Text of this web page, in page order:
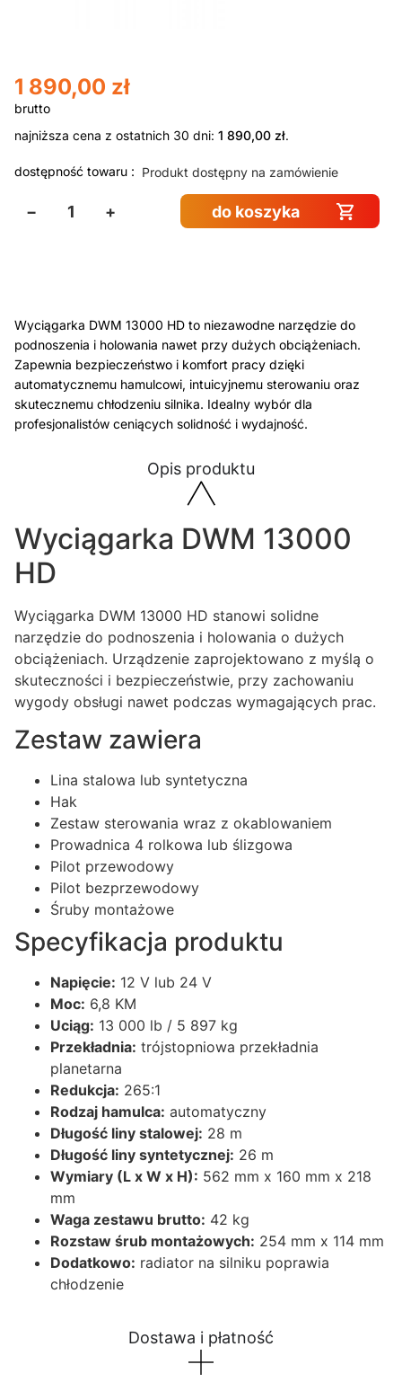
Wyciągarka DWM 13000 HD to niezawodne narzędzie do
podnoszenia i holowania nawet przy dużych obciążeniach.
Zapewnia bezpieczeństwo i komfort pracy dzięki
automatycznemu hamulcowi, intuicyjnemu sterowaniu oraz
skutecznemu chłodzeniu silnika. Idealny wybór dla
profesjonalistów ceniących solidność i wydajność.
Opis produktu
Wyciągarka DWM 13000
HD
Wyciągarka DWM 13000 HD stanowi solidne
narzędzie do podnoszenia i holowania o dużych
obciążeniach. Urządzenie zaprojektowano z myślą o
skuteczności i bezpieczeństwie, przy zachowaniu
wygody obsługi nawet podczas wymagających prac.
Zestaw zawiera
Lina stalowa lub syntetyczna
Hak
Zestaw sterowania wraz z okablowaniem
Prowadnica 4 rolkowa lub ślizgowa
Pilot przewodowy
Pilot bezprzewodowy
Śruby montażowe
Specyfikacja produktu
Napięcie: 12 V lub 24 V
Moc: 6,8 KM
Uciąg: 13 000 lb / 5 897 kg
Przekładnia: trójstopniowa przekładnia
planetarna
Redukcja: 265:1
Rodzaj hamulca: automatyczny
Długość liny stalowej: 28 m
Długość liny syntetycznej: 26 m
Wymiary (L x W x H): 562 mm x 160 mm x 218
mm
Waga zestawu brutto: 42 kg
Rozstaw śrub montażowych: 254 mm x 114 mm
Dodatkowo: radiator na silniku poprawia
chłodzenie
Dostawa i płatność
1 890,00 zł
najniższa cena z ostatnich 30 dni: 1 890,00 zł.
dostępność towaru : Produkt dostępny na zamówienie
− + do koszyka